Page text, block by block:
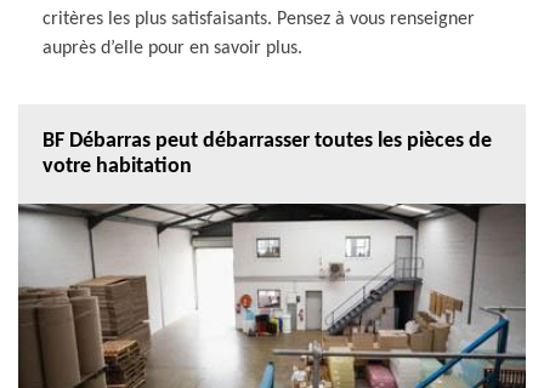
critères les plus satisfaisants. Pensez à vous renseigner
auprès d’elle pour en savoir plus.
BF Débarras peut débarrasser toutes les pièces de
votre habitation